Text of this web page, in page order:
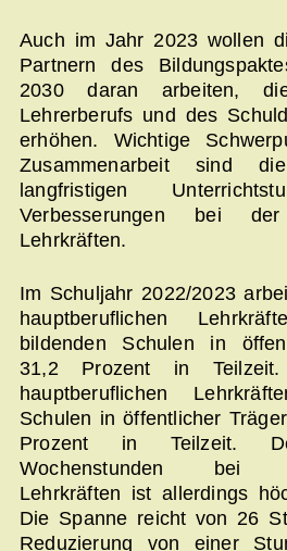
Auch im Jahr 2023 wollen
Partnern des
2030 daran arbeiten,
Lehrerberufs und des
erhöhen. Wichtige
Zusammenarbeit sind
langfristigen
Verbesserungen bei
Lehrkräften.
Im Schuljahr 2022/2023
hauptberuflichen
bildenden Schulen in
31,2 Prozent in
hauptberuflichen
Schulen in öffentlicher
Prozent in Teilzeit.
Wochenstunden bei
Lehrkräften ist allerdings
Die Spanne reicht von 26
Reduzierung von einer